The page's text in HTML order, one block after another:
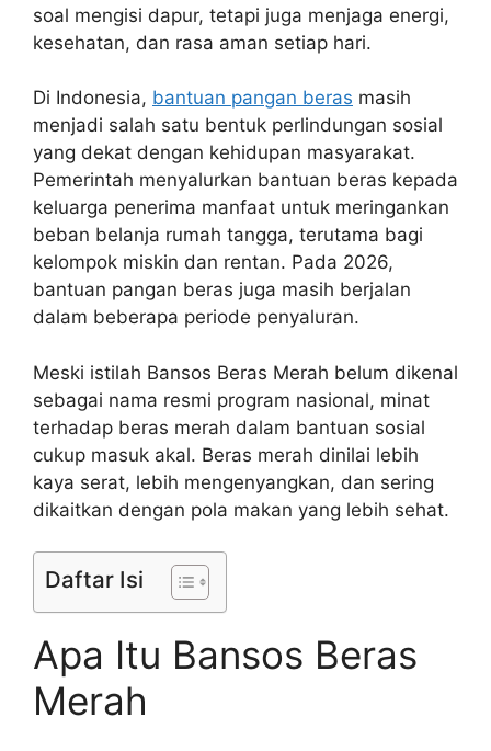
soal mengisi dapur, tetapi juga menjaga energi,
kesehatan, dan rasa aman setiap hari.
Di Indonesia, bantuan pangan beras masih
menjadi salah satu bentuk perlindungan sosial
yang dekat dengan kehidupan masyarakat.
Pemerintah menyalurkan bantuan beras kepada
keluarga penerima manfaat untuk meringankan
beban belanja rumah tangga, terutama bagi
kelompok miskin dan rentan. Pada 2026,
bantuan pangan beras juga masih berjalan
dalam beberapa periode penyaluran.
Meski istilah Bansos Beras Merah belum dikenal
sebagai nama resmi program nasional, minat
terhadap beras merah dalam bantuan sosial
cukup masuk akal. Beras merah dinilai lebih
kaya serat, lebih mengenyangkan, dan sering
dikaitkan dengan pola makan yang lebih sehat.
Daftar Isi
Apa Itu Bansos Beras
Merah